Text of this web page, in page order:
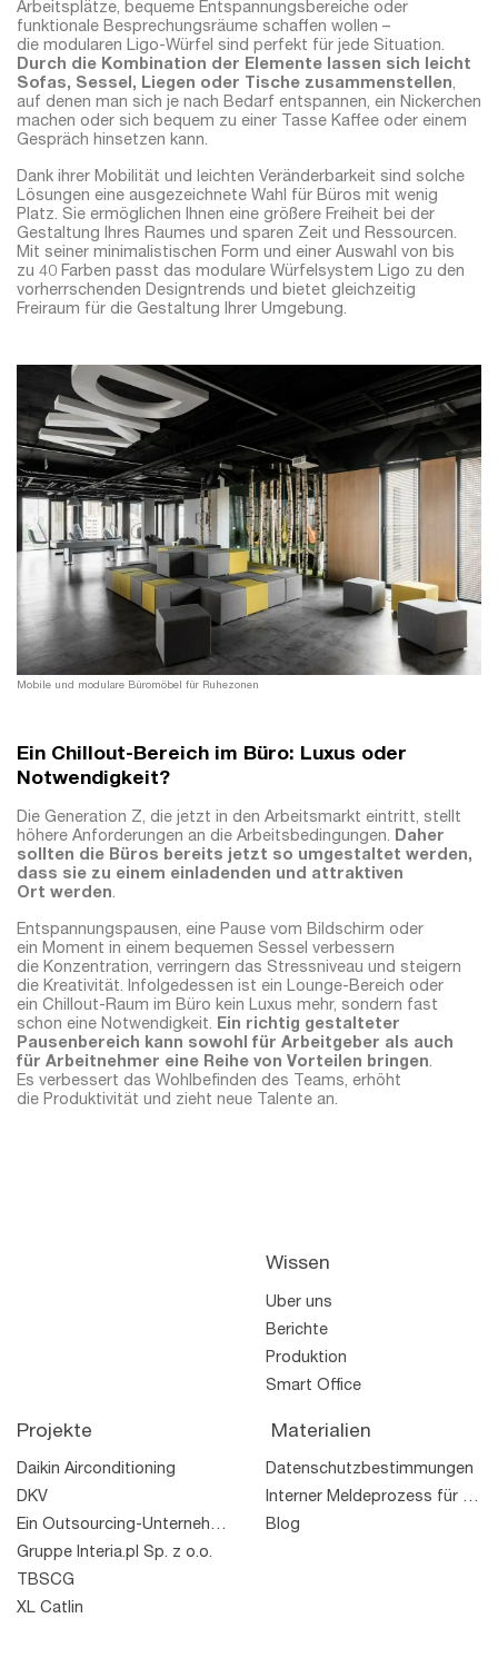
Arbeitsplätze, bequeme Entspannungsbereiche oder
funktionale Besprechungsräume schaffen wollen –
die modularen Ligo-Würfel sind perfekt für jede Situation.
Durch die Kombination der Elemente lassen sich leicht
Sofas, Sessel, Liegen oder Tische zusammenstellen,
auf denen man sich je nach Bedarf entspannen, ein Nickerchen
machen oder sich bequem zu einer Tasse Kaffee oder einem
Gespräch hinsetzen kann.
Dank ihrer Mobilität und leichten Veränderbarkeit sind solche
Lösungen eine ausgezeichnete Wahl für Büros mit wenig
Platz. Sie ermöglichen Ihnen eine größere Freiheit bei der
Gestaltung Ihres Raumes und sparen Zeit und Ressourcen.
Mit seiner minimalistischen Form und einer Auswahl von bis
zu 40 Farben passt das modulare Würfelsystem Ligo zu den
vorherrschenden Designtrends und bietet gleichzeitig
Freiraum für die Gestaltung Ihrer Umgebung.
Mobile und modulare Büromöbel für Ruhezonen
Ein Chillout-Bereich im Büro: Luxus oder
Notwendigkeit?
Die Generation Z, die jetzt in den Arbeitsmarkt eintritt, stellt
höhere Anforderungen an die Arbeitsbedingungen. Daher
sollten die Büros bereits jetzt so umgestaltet werden,
dass sie zu einem einladenden und attraktiven
Ort werden.
Entspannungspausen, eine Pause vom Bildschirm oder
ein Moment in einem bequemen Sessel verbessern
die Konzentration, verringern das Stressniveau und steigern
die Kreativität. Infolgedessen ist ein Lounge-Bereich oder
ein Chillout-Raum im Büro kein Luxus mehr, sondern fast
schon eine Notwendigkeit. Ein richtig gestalteter
Pausenbereich kann sowohl für Arbeitgeber als auch
für Arbeitnehmer eine Reihe von Vorteilen bringen.
Es verbessert das Wohlbefinden des Teams, erhöht
die Produktivität und zieht neue Talente an.
Wissen
Über uns
Berichte
Produktion
Smart Office
Projekte
Daikin Airconditioning
DKV
Ein Outsourcing-Unternehmen
Gruppe Interia.pl Sp. z o.o.
TBSCG
XL Catlin
Materialien
Datenschutzbestimmungen
Interner Meldeprozess für Rechtsverstöße
Blog